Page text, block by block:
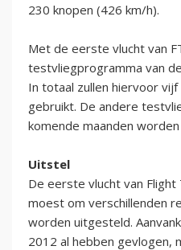
230 knopen (426 km/h).
Met de eerste vlucht van
testvliegprogramma van
In totaal zullen hiervoor
gebruikt. De andere
komende maanden
Uitstel
De eerste vlucht van Flight
moest om verschillenden
worden uitgesteld.
2012 al hebben gevlogen,